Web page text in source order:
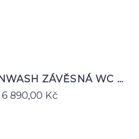
ZÁVĚSNÁ WC …
6 890,00 Kč